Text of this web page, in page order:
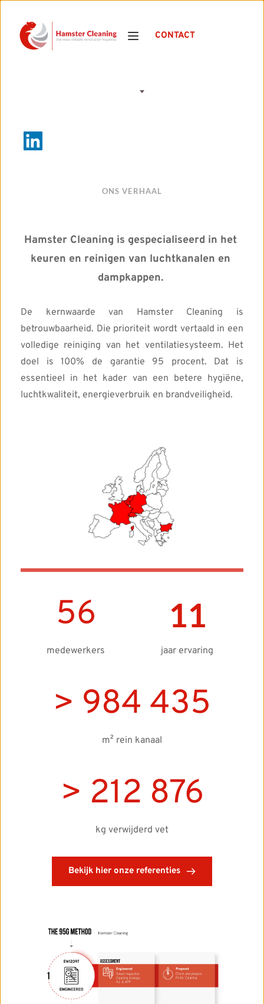
CONTACT
ONS VERHAAL
Hamster Cleaning is gespecialiseerd in het
keuren en reinigen van luchtkanalen en
dampkappen.
De kernwaarde van Hamster Cleaning is
betrouwbaarheid. Die prioriteit wordt vertaald in een
volledige reiniging van het ventilatiesysteem. Het
doel is 100% de garantie 95 procent. Dat is
essentieel in het kader van een betere hygiëne,
luchtkwaliteit, energieverbruik en brandveiligheid.
56
medewerkers
11
jaar ervaring
> 984 435
m² rein kanaal
> 212 876
kg verwijderd vet
Bekijk hier onze referenties